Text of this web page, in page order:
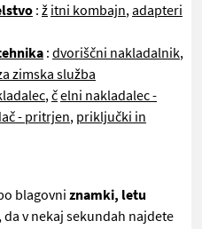
: ž itni kombajn,adapteri
: dvoriščni nakladalnik,
zimska služba
,čelni nakladalec -
- pritrjen, priključki in
blagovni znamki, letu
, da v nekaj sekundah najdete